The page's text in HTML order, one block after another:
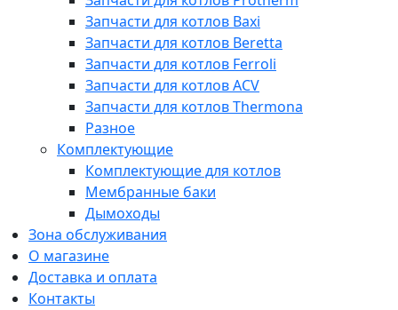
Запчасти для котлов Baxi
Запчасти для котлов Beretta
Запчасти для котлов Ferroli
Запчасти для котлов ACV
Запчасти для котлов Thermona
Разное
Комплектующие
Комплектующие для котлов
Мембранные баки
Дымоходы
Зона обслуживания
О магазине
Доставка и оплата
Контакты